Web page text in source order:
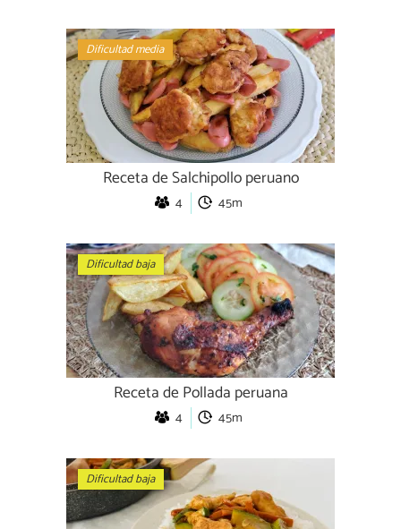
Dificultad media
Receta de Salchipollo peruano
4 45m
Dificultad baja
Receta de Pollada peruana
4 45m
Dificultad baja